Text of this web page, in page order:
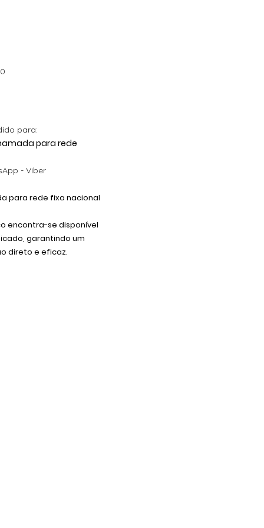
para:
para rede
- Viber
para rede fixa nacional
encontra-se disponível
garantindo um
direto e eficaz.